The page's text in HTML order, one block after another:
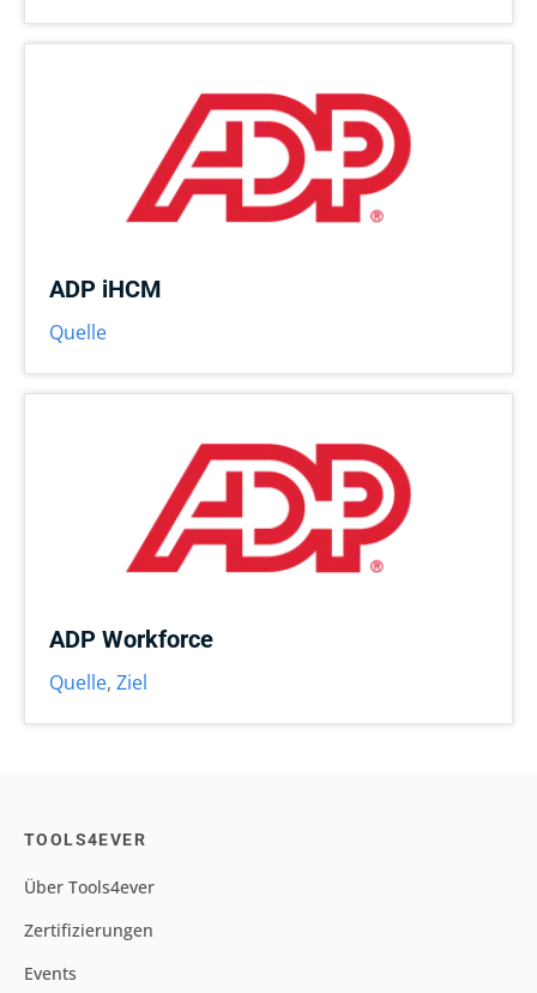
ADP iHCM
Quelle
ADP Workforce
Quelle, Ziel
TOOLS4EVER
Über Tools4ever
Zertifizierungen
Events